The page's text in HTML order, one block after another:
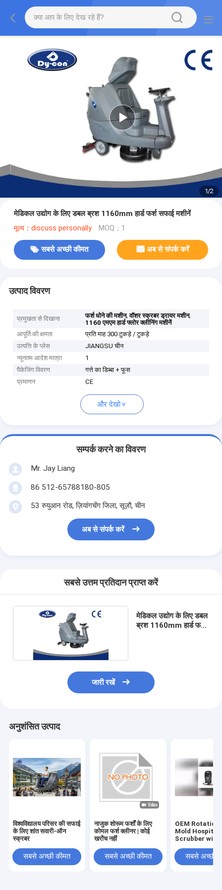
1/2
मेडिकल उद्योग के लिए डबल ब्रश 1160mm हार्ड फर्श सफाई मशीनें
मूल्य：discuss personally MOQ：1
सबसे अच्छी कीमत अब से संपर्क करें
उत्पाद विवरण
प्रमुखता से दिखाना फर्श धोने की मशीन,वॉशर स्क्रबर ड्रायर मशीन,
1160 एमएम हार्ड फ्लोर क्लीनिंग मशीनें
आपूर्ति की क्षमता
प्रति माह 300 टुकड़े / टुकड़े
उत्पत्ति के प्लेस
JIANGSU चीन
न्यूनतम आदेश मात्रा
1
पैकेजिंग विवरण
गत्ते का डिब्बा + फूस
प्रमाणन
CE
और देखो
सम्पर्क करने का विवरण
Mr. Jay Liang
86 512-65788180-805
53 रुयुआन रोड, ज़ियांगचेंग जिला, सूज़ौ, चीन
अब से संपर्क करें
सबसे उत्तम प्रतिदान प्राप्त करें
मेडिकल उद्योग के लिए डबल
ब्रश 1160mm हार्ड फर्श
जारी रखें
अनुशंसित उत्पाद
विश्वविद्यालय परिसर की सफाई
के लिए शांत सवारी-ऑन
स्क्रबर
सबसे अच्छी कीमत
नाजुक शोरूम फर्शों के लिए
कोमल फर्श क्लीनर | कोई
खरोंच नहीं
सबसे अच्छी कीमत
OEM
Mold Hospital
Scrubber with
Certification
सबसे अच्छी